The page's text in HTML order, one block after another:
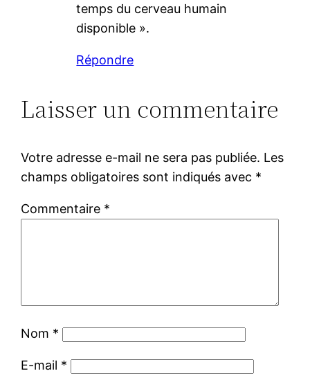
temps du cerveau humain
disponible ».
Répondre
Laisser un commentaire
Votre adresse e-mail ne sera pas publiée. Les
champs obligatoires sont indiqués avec *
Commentaire *
Nom *
E-mail *